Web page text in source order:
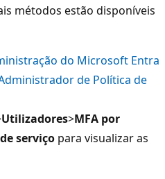
métodos estão disponíveis
do Microsoft Entra
de Política de
Utilizadores>MFA por
serviço para visualizar as